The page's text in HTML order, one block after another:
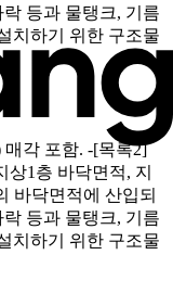
등과 물탱크, 기름
치하기 위한 구조물
각 포함. -[목록2]
1층 바닥면적, 지
바닥면적에 산입되
등과 물탱크, 기름
치하기 위한 구조물